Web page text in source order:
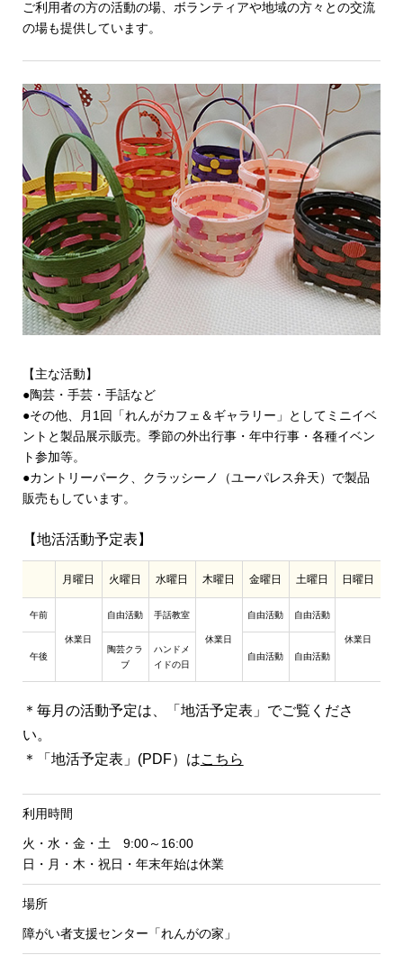
ご利用者の方の活動の場、ボランティアや地域の方々との交流
の場も提供しています。
【主な活動】
●陶芸・手芸・手話など
●その他、月1回「れんがカフェ＆ギャラリー」としてミニイベ
ントと製品展示販売。季節の外出行事・年中行事・各種イベン
ト参加等。
●カントリーパーク、クラッシーノ（ユーパレス弁天）で製品
販売もしています。
【地活活動予定表】
月曜日 火曜日 水曜日 木曜日 金曜日 土曜日 日曜日
午前
休業日
自由活動 手話教室
休業日
自由活動 自由活動
休業日
午後
陶芸クラ
ブ
ハンドメ
イドの日
自由活動 自由活動
＊毎月の活動予定は、「地活予定表」でご覧くださ
い。
＊「地活予定表」(PDF）はこちら
利用時間
火・水・金・土 9:00～16:00
日・月・木・祝日・年末年始は休業
場所
障がい者支援センター「れんがの家」